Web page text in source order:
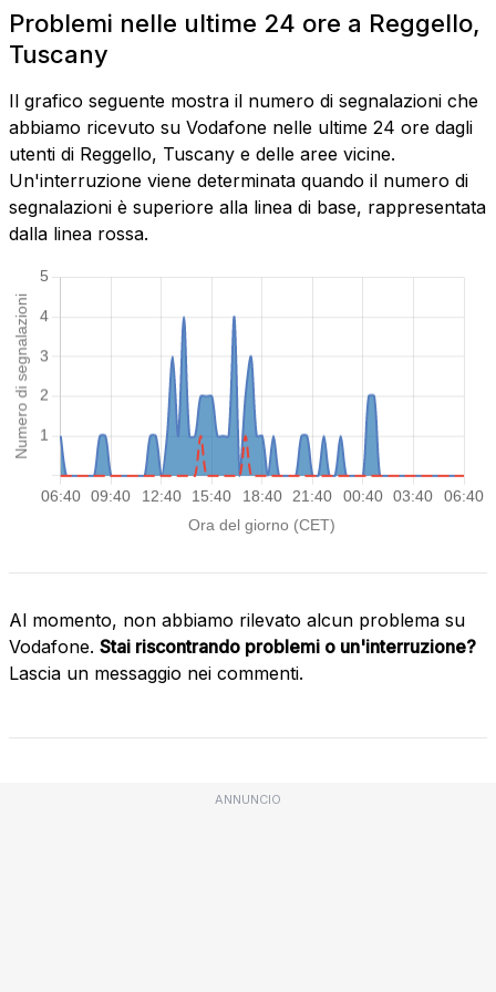
Problemi nelle ultime 24 ore a Reggello,
Tuscany
Il grafico seguente mostra il numero di segnalazioni che
abbiamo ricevuto su Vodafone nelle ultime 24 ore dagli
utenti di Reggello, Tuscany e delle aree vicine.
Un'interruzione viene determinata quando il numero di
segnalazioni è superiore alla linea di base, rappresentata
dalla linea rossa.
Al momento, non abbiamo rilevato alcun problema su
Vodafone. Stai riscontrando problemi o un'interruzione?
Lascia un messaggio nei commenti.
ANNUNCIO